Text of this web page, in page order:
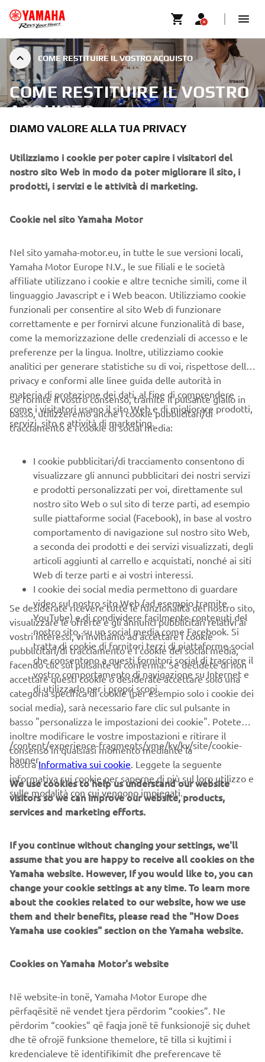
COME RESTITUIRE IL VOSTRO ACQUISTO
COME RESTITUIRE IL VOSTRO
ACQUISTO
Modulo di reso: Abbigliamento & Accessori
Scopri di più
Modulo di reso: eBike
Scopri di più
CORPORATE
B2B
PIÙ YAMAHA
SUPPORTO
NEWSLETTER
Conoscerai in anteprima le ultime offerte, gli eventi speciali, le
nuove uscite e molto altro
ISCRIVITI
Leggi la nostra Informativa sulla privacy per sapere come
trattiamo i tuoi dati personali:
Informativa sulla Privacy
Italy (Italian)
© Copyright - 2026 Yamaha Motor Europe N.V. - All Rights
Reserved
Informativa sulla privacyCookiesNote legali
DIAMO VALORE ALLA TUA PRIVACY
Utilizziamo i cookie per poter capire i visitatori del
nostro sito Web in modo da poter migliorare il sito, i
prodotti, i servizi e le attività di marketing.
Cookie nel sito Yamaha Motor
Nel sito yamaha-motor.eu, in tutte le sue versioni locali,
Yamaha Motor Europe N.V., le sue filiali e le società
affiliate utilizzano i cookie e altre tecniche simili, come il
linguaggio Javascript e i Web beacon. Utilizziamo cookie
funzionali per consentire al sito Web di funzionare
correttamente e per fornirvi alcune funzionalità di base,
come la memorizzazione delle credenziali di accesso e le
preferenze per la lingua. Inoltre, utilizziamo cookie
analitici per generare statistiche su di voi, rispettose della
privacy e conformi alle linee guida delle autorità in
materia di protezione dei dati, al fine di comprendere
come i visitatori usano il sito Web e di migliorare prodotti,
servizi, sito e attività di marketing.
Se fornite il vostro consenso, tramite il pulsante giallo in
basso, utilizzeremo anche i cookie pubblicitari/di
tracciamento e i cookie di social media:
I cookie pubblicitari/di tracciamento consentono di
visualizzare gli annunci pubblicitari dei nostri servizi
e prodotti personalizzati per voi, direttamente sul
nostro sito Web o sul sito di terze parti, ad esempio
sulle piattaforme social (Facebook), in base al vostro
comportamento di navigazione sul nostro sito Web,
a seconda dei prodotti e dei servizi visualizzati, degli
articoli aggiunti al carrello e acquistati, nonché ai siti
Web di terze parti e ai vostri interessi.
I cookie dei social media permettono di guardare
video sul nostro sito Web (ad esempio tramite
YouTube) e di condividere facilmente contenuti del
nostro sito, su un social media come Facebook. Si
tratta di cookie di fornitori terzi di piattaforme social
che consentono a questi fornitori social di tracciare il
vostro comportamento di navigazione su Internet e
di utilizzarlo per i propri scopi.
Se desiderate ricevere tutte le funzionalità del nostro sito,
visualizzare le offerte e gli annunci pubblicitari relativi ai
vostri interessi, vi invitiamo ad accettare i cookie
pubblicitari/di tracciamento e i cookie dei social media,
facendo clic sul pulsante di conferma. Se decidete di non
accettare questi cookie o desiderate accettare solo una
categoria specifica di cookie (per esempio solo i cookie dei
social media), sarà necessario fare clic sul pulsante in
basso "personalizza le impostazioni dei cookie". Potete
inoltre modificare le vostre impostazioni e ritirare il
consenso in qualsiasi momento mediante la
nostraInformativa sui cookie . Leggete la seguente
informativa sui cookie per saperne di più sul loro utilizzo e
sulle modalità con cui vengono impiegati.
/content/experience-fragments/yme/kv/kv/site/cookie-
banner
We use cookies to help us understand our website
visitors so we can improve our website, products,
services and marketing efforts.
If you continue without changing your settings, we'll
assume that you are happy to receive all cookies on the
Yamaha website. However, If you would like to, you can
change your cookie settings at any time. To learn more
about the cookies related to our website, how we use
them and their benefits, please read the "How Does
Yamaha use cookies" section on the Yamaha website.
Cookies on Yamaha Motor's website
Në website-in tonë, Yamaha Motor Europe dhe
përfaqësitë në vendet tjera përdorim “cookies”. Ne
përdorim “cookies” që faqja jonë të funksionojë siç duhet
dhe të ofrojë funksione themelore, të tilla si kujtimi i
kredencialeve të identifikimit dhe preferencave të